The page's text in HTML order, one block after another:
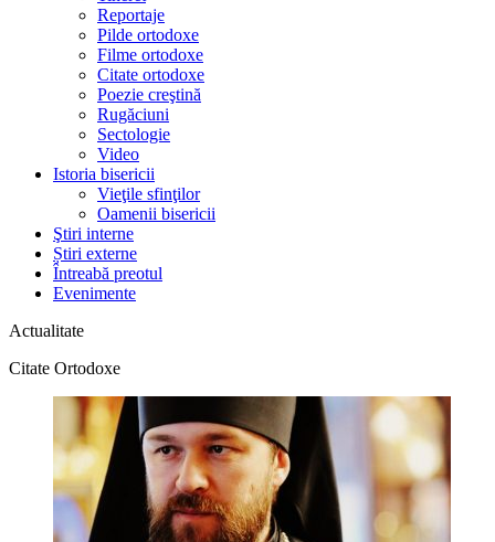
Reportaje
Pilde ortodoxe
Filme ortodoxe
Citate ortodoxe
Poezie creştină
Rugăciuni
Sectologie
Video
Istoria bisericii
Vieţile sfinţilor
Oamenii bisericii
Ştiri interne
Știri externe
Întreabă preotul
Evenimente
Actualitate
Citate Ortodoxe